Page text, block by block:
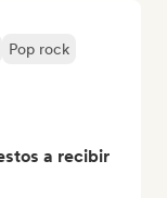
Pop rock
a recibir